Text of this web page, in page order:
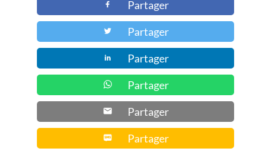
choisies
la
page
produit
Partager
Partager
Partager
Partager
Partager
Partager